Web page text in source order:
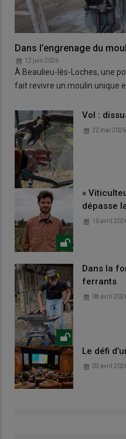
Dans l’engrenage du
12 juin 2026
À Beaulieu-lès-Loches, une
fait revivre un moulin unique
Vol :
22 mai 2026
«
dépasse
10 avril
Dans la
ferrants
08 avril
Le défi
03 avril